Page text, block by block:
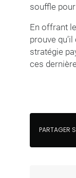
souffle
En offrant
prouve
stratégie
ces
PARTAGER